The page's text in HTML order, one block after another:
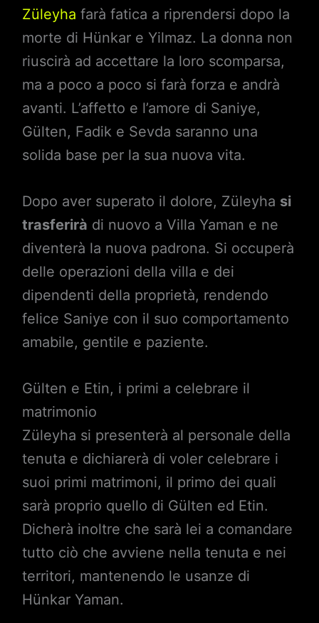
Züleyha farà fatica a riprendersi dopo la
morte di Hünkar e Yilmaz. La donna non
riuscirà ad accettare la loro scomparsa,
ma a poco a poco si farà forza e andrà
avanti. L’affetto e l’amore di Saniye,
Gülten, Fadik e Sevda saranno una
solida base per la sua nuova vita.
Dopo aver superato il dolore, Züleyha si
trasferirà di nuovo a Villa Yaman e ne
diventerà la nuova padrona. Si occuperà
delle operazioni della villa e dei
dipendenti della proprietà, rendendo
felice Saniye con il suo comportamento
amabile, gentile e paziente.
Gülten e Etin, i primi a celebrare il
matrimonio
Züleyha si presenterà al personale della
tenuta e dichiarerà di voler celebrare i
suoi primi matrimoni, il primo dei quali
sarà proprio quello di Gülten ed Etin.
Dicherà inoltre che sarà lei a comandare
tutto ciò che avviene nella tenuta e nei
territori, mantenendo le usanze di
Hünkar Yaman.